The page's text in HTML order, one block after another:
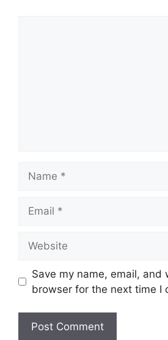
Save my name, email, and
browser for the next time I